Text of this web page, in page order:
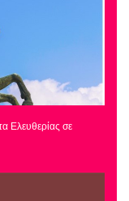
Ελευθερίας σε